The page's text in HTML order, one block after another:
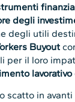
degli
degli utili
Buyout
per il loro
scatto in